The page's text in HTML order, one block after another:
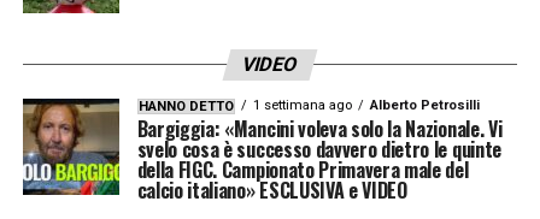
VIDEO
HANNO DETTO 1 settimana ago Alberto Petrosilli
Bargiggia: «Mancini voleva solo la Nazionale. Vi
svelo cosa è successo davvero dietro le quinte
della FIGC. Campionato Primavera male del
calcio italiano» ESCLUSIVA e VIDEO